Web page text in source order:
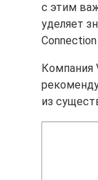
с этим
уделяет
Компания
из